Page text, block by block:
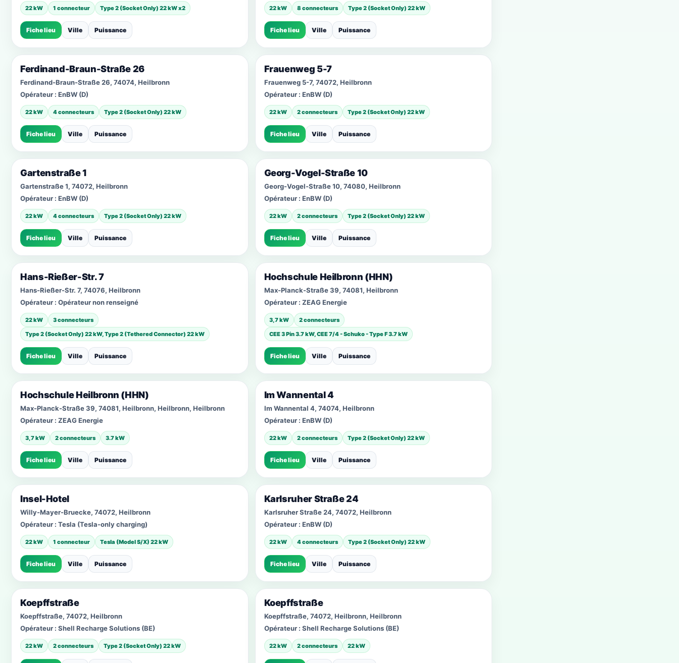
22 kW 1 connecteur Type 2 (Socket Only) 22 kW x2
Fiche lieu Ville Puissance
22 kW 8 connecteurs Type 2 (Socket Only) 22 kW
Fiche lieu Ville Puissance
Ferdinand-Braun-Straße 26
Ferdinand-Braun-Straße 26, 74074, Heilbronn
Opérateur : EnBW (D)
22 kW 4 connecteurs Type 2 (Socket Only) 22 kW
Fiche lieu Ville Puissance
Frauenweg 5-7
Frauenweg 5-7, 74072, Heilbronn
Opérateur : EnBW (D)
22 kW 2 connecteurs Type 2 (Socket Only) 22 kW
Fiche lieu Ville Puissance
Gartenstraße 1
Gartenstraße 1, 74072, Heilbronn
Opérateur : EnBW (D)
22 kW 4 connecteurs Type 2 (Socket Only) 22 kW
Fiche lieu Ville Puissance
Georg-Vogel-Straße 10
Georg-Vogel-Straße 10, 74080, Heilbronn
Opérateur : EnBW (D)
22 kW 2 connecteurs Type 2 (Socket Only) 22 kW
Fiche lieu Ville Puissance
Hans-Rießer-Str. 7
Hans-Rießer-Str. 7, 74076, Heilbronn
Opérateur : Opérateur non renseigné
22 kW
3 connecteurs
Type 2 (Socket Only) 22 kW, Type 2 (Tethered Connector) 22 kW
Fiche lieu Ville Puissance
Hochschule Heilbronn (HHN)
Max-Planck-Straße 39, 74081, Heilbronn
Opérateur : ZEAG Energie
3,7 kW
2 connecteurs
CEE 3 Pin 3.7 kW, CEE 7/4 - Schuko - Type F 3.7 kW
Fiche lieu Ville Puissance
Hochschule Heilbronn (HHN)
Max-Planck-Straße 39, 74081, Heilbronn, Heilbronn, Heilbronn
Opérateur : ZEAG Energie
3,7 kW 2 connecteurs 3.7 kW
Fiche lieu Ville Puissance
Im Wannental 4
Im Wannental 4, 74074, Heilbronn
Opérateur : EnBW (D)
22 kW 2 connecteurs Type 2 (Socket Only) 22 kW
Fiche lieu Ville Puissance
Insel-Hotel
Willy-Mayer-Bruecke, 74072, Heilbronn
Opérateur : Tesla (Tesla-only charging)
22 kW 1 connecteur Tesla (Model S/X) 22 kW
Fiche lieu Ville Puissance
Karlsruher Straße 24
Karlsruher Straße 24, 74072, Heilbronn
Opérateur : EnBW (D)
22 kW 4 connecteurs Type 2 (Socket Only) 22 kW
Fiche lieu Ville Puissance
Koepffstraße
Koepffstraße, 74072, Heilbronn
Opérateur : Shell Recharge Solutions (BE)
22 kW 2 connecteurs Type 2 (Socket Only) 22 kW
Koepffstraße
Koepffstraße, 74072, Heilbronn, Heilbronn
Opérateur : Shell Recharge Solutions (BE)
22 kW 2 connecteurs 22 kW